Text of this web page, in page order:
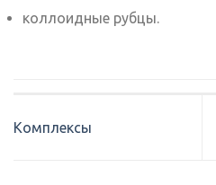
коллоидные рубцы.
Комплексы